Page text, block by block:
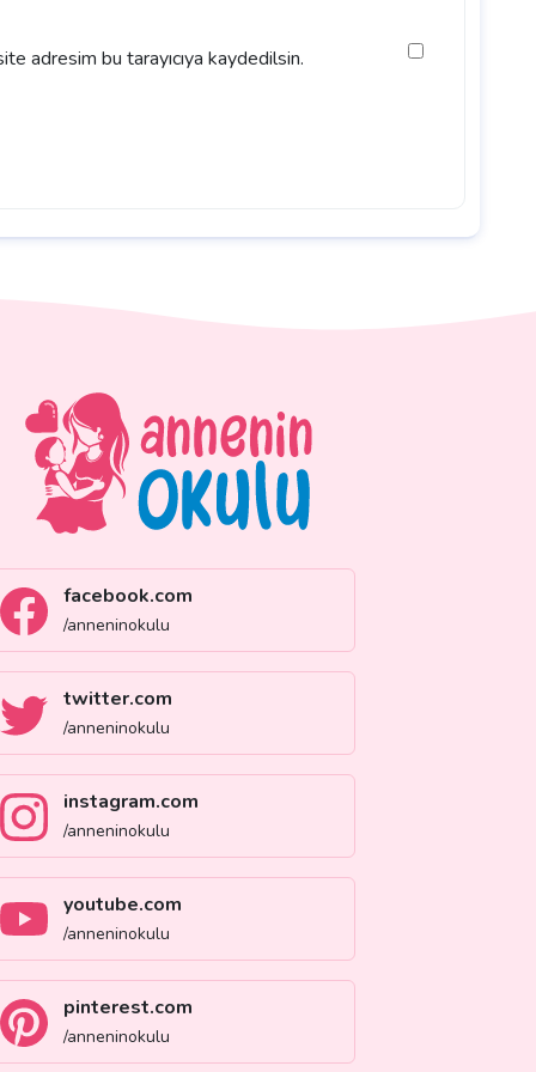
adresim bu tarayıcıya kaydedilsin.
facebook.com
/anneninokulu
twitter.com
/anneninokulu
instagram.com
/anneninokulu
youtube.com
/anneninokulu
pinterest.com
/anneninokulu